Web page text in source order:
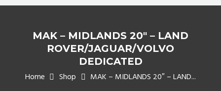
MAK – MIDLANDS 20″ – LAND
ROVER/JAGUAR/VOLVO
DEDICATED
Home Shop MAK – MIDLANDS 20″ – LAND...